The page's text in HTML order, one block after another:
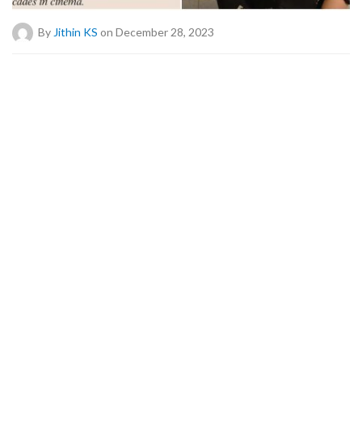
By Jithin KS on December 28, 2023